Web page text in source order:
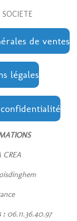
de ventes
légales
CREA
: 06.11.36.40.97